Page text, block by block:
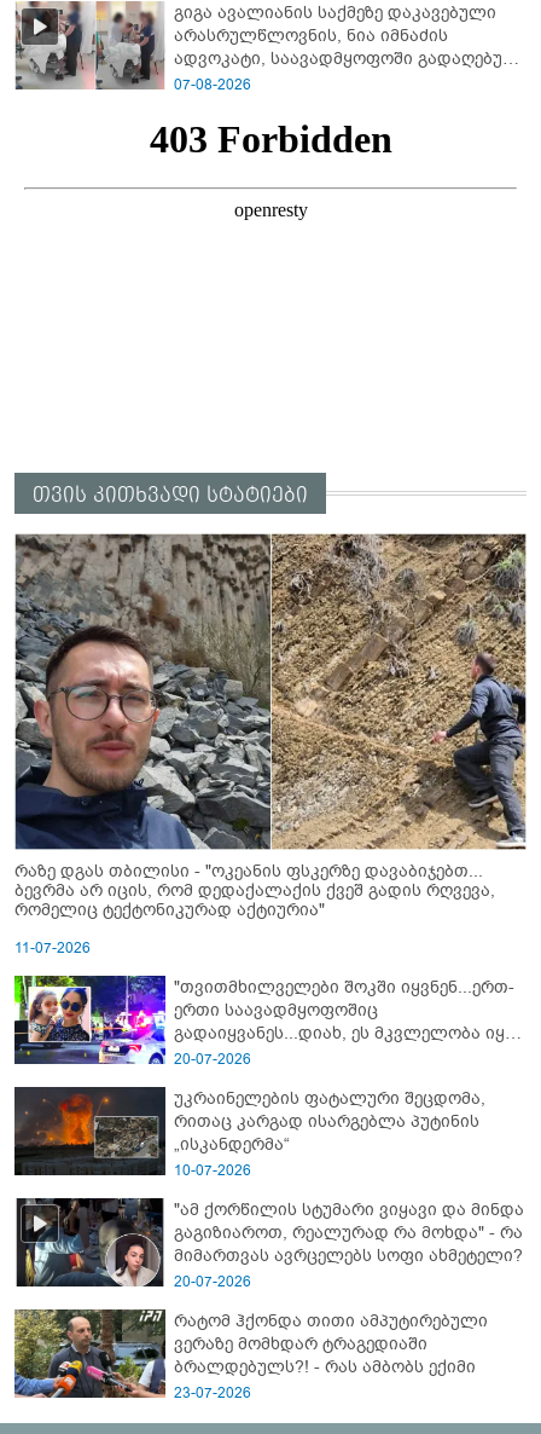
გიგა ავალიანის საქმეზე დაკავებული
არასრულწლოვნის, ნია იმნაძის
ადვოკატი, საავადმყოფოში გადაღებულ
კადრებს ავრცელებს
07-08-2026
თვის კითხვადი სტატიები
რაზე დგას თბილისი - "ოკეანის ფსკერზე დავაბიჯებთ...
ბევრმა არ იცის, რომ დედაქალაქის ქვეშ გადის რღვევა,
რომელიც ტექტონიკურად აქტიურია"
11-07-2026
"თვითმხილველები შოკში იყვნენ...ერთ-
ერთი საავადმყოფოშიც
გადაიყვანეს...დიახ, ეს მკვლელობა იყო"
- გორში დატრიალებული ტრაგედიის
20-07-2026
უკრაინელების ფატალური შეცდომა,
რითაც კარგად ისარგებლა პუტინის
„ისკანდერმა“
10-07-2026
"ამ ქორწილის სტუმარი ვიყავი და მინდა
გაგიზიაროთ, რეალურად რა მოხდა" - რა
მიმართვას ავრცელებს სოფი ახმეტელი?
20-07-2026
რატომ ჰქონდა თითი ამპუტირებული
ვერაზე მომხდარ ტრაგედიაში
ბრალდებულს?! - რას ამბობს ექიმი
23-07-2026